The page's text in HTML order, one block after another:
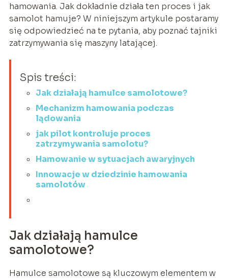
hamowania. Jak dokładnie działa ten proces i jak
samolot hamuje? W niniejszym artykule postaramy
się odpowiedzieć na te pytania, aby poznać tajniki
zatrzymywania się maszyny latającej.
Spis treści:
Jak działają hamulce samolotowe?
Mechanizm hamowania podczas
lądowania
jak pilot kontroluje proces
zatrzymywania samolotu?
Hamowanie w sytuacjach awaryjnych
Innowacje w dziedzinie hamowania
samolotów
Jak działają hamulce
samolotowe?
Hamulce samolotowe są kluczowym elementem w